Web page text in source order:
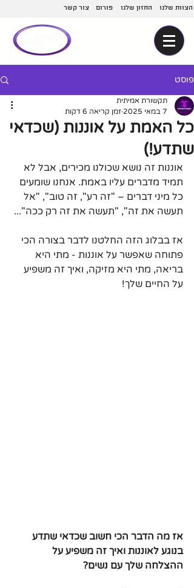
צור קשר פורום החזון שלנו הצוות שלנו
פוסט
כל האמת על אוננות (שכדאי
שתדע!)
תקשורת אמיתית
7 במאי 2025
זמן קריאה 6 דקות
אוננות זה נושא שכולנו מכירים, אבל לא
תמיד מדברים עליו באמת. אנחנו שומעים
כל מיני דברים – "זה רע", זה טוב", "אל
תעשה את זה", "תעשה את זה רק ככה"...
אז בבלוג הזה החלטנו לדבר בצורה הכי
פתוחה שאפשר על אוננות - מתי היא
בריאה, מתי היא מזיקה, ואיך זה משפיע
על החיים שלך!
אז מה הדבר הכי חשוב שכדאי שתדע
בנוגע לאוננות ואיך זה משפיע על
ההצלחה שלך עם נשים?